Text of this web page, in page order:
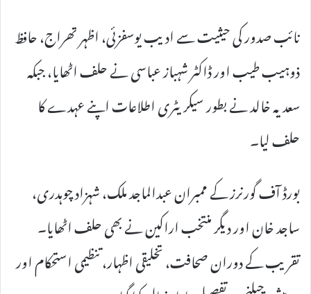
نائب صدور کی حیثیت سے ادیب یوسفزئی، اظہر تھراج، حافظ
ذوہیب طیب اور ڈاکٹر شہباز عباسی نے حلف اٹھایا، جبکہ
سعدیہ خالد نے بطور سیکریٹری اطلاعات اپنے عہدے کا
حلف لیا۔
بورڈ آف گورنرز کے ممبران عبدالماجد ملک، شہزاد چوہدری،
ساجد خان اور دیگر منتخب اراکین نے بھی حلف اٹھایا۔
تقریب کے دوران صحافت، تخلیقی اظہار، تنظیمی استحکام اور